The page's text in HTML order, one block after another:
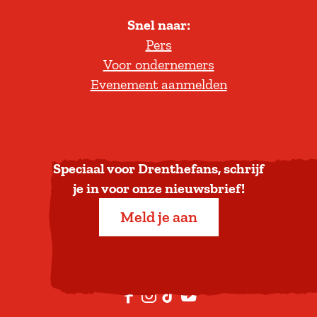
l
t
e
r
a
a
b
n
Snel naar:
Pers
Voor ondernemers
Evenement aanmelden
Speciaal voor Drenthefans, schrijf
je in voor onze nieuwsbrief!
Meld je aan
F
I
T
Y